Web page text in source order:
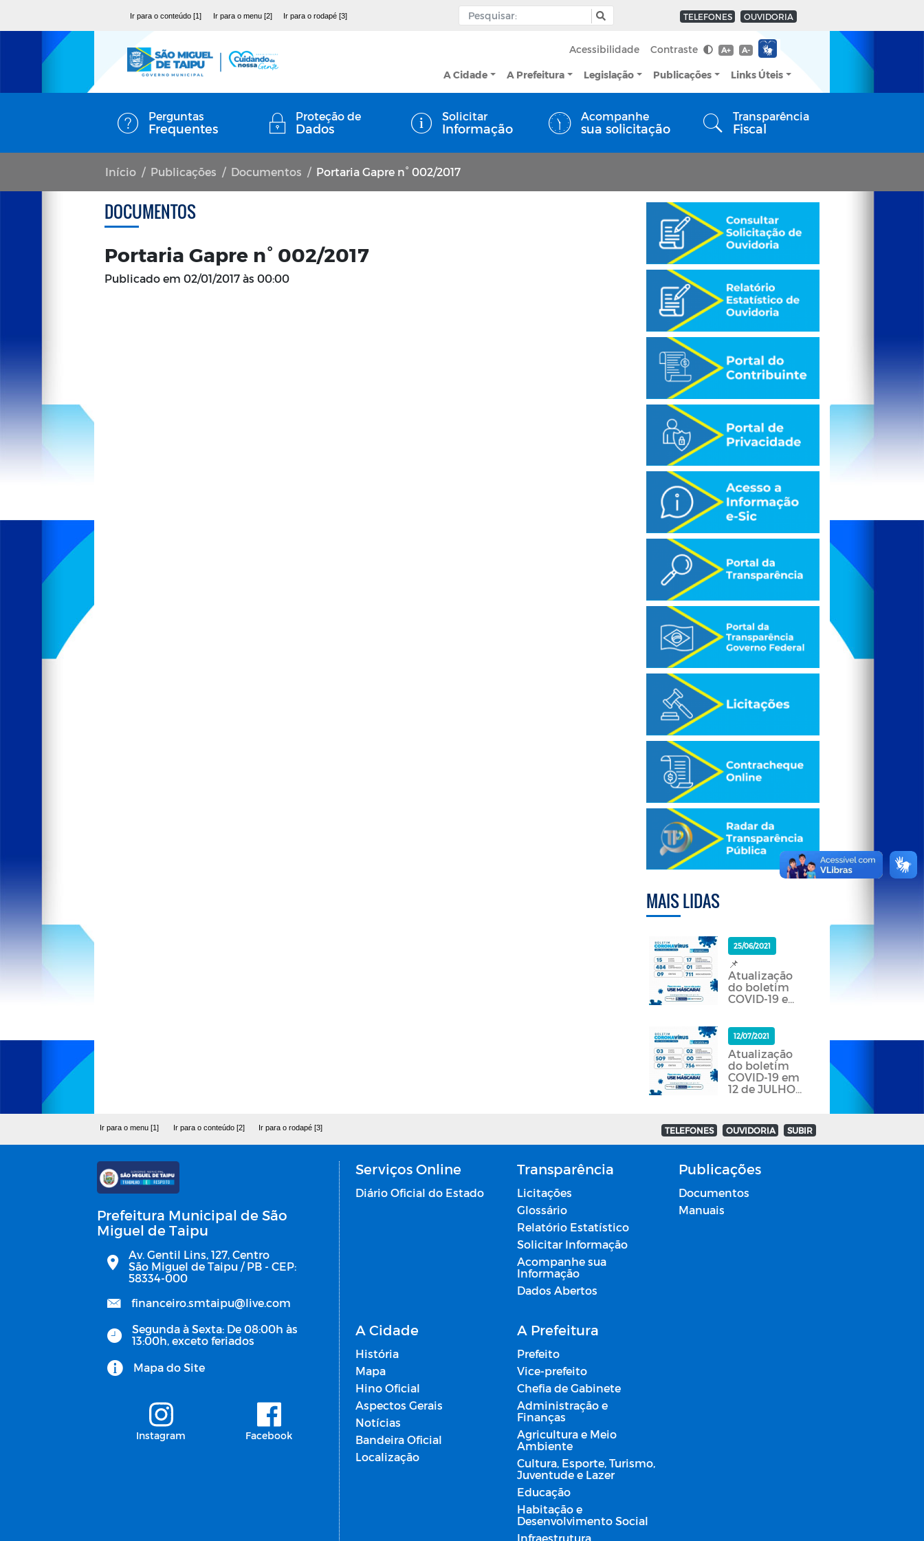
Ir para o conteúdo [1] Ir para o menu [2] Ir para o rodapé [3] TELEFONES OUVIDORIA
Acessibilidade Contraste A+ A-
A Cidade A Prefeitura Legislação Publicações Links Úteis
Perguntas
Frequentes
Proteção de
Dados
Solicitar
Informação
Acompanhe
sua solicitação
Transparência
Fiscal
Início Publicações Documentos Portaria Gapre n° 002/2017
DOCUMENTOS
Portaria Gapre n° 002/2017
Publicado em 02/01/2017 às 00:00
MAIS LIDAS
25/06/2021
📌
Atualização
do boletim
COVID-19 em
12/07/2021
Atualização
do boletim
COVID-19 em
12 de JULHO
Ir para o menu [1] Ir para o conteúdo [2] Ir para o rodapé [3] TELEFONES OUVIDORIA SUBIR
Prefeitura Municipal de São
Miguel de Taipu
Av. Gentil Lins, 127, Centro
São Miguel de Taipu / PB - CEP:
58334-000
financeiro.smtaipu@live.com
Segunda à Sexta: De 08:00h às
13:00h, exceto feriados
Mapa do Site
Instagram Facebook
Serviços Online
Diário Oficial do Estado
Transparência
Licitações
Glossário
Relatório Estatístico
Solicitar Informação
Acompanhe sua
Informação
Dados Abertos
Publicações
Documentos
Manuais
A Cidade
História
Mapa
Hino Oficial
Aspectos Gerais
Notícias
Bandeira Oficial
Localização
A Prefeitura
Prefeito
Vice-prefeito
Chefia de Gabinete
Administração e
Finanças
Agricultura e Meio
Ambiente
Cultura, Esporte, Turismo,
Juventude e Lazer
Educação
Habitação e
Desenvolvimento Social
Infraestrutura